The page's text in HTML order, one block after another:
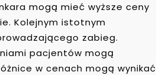
mogą mieć wyższe ceny
Kolejnym istotnym
zabieg.
pacjentów mogą
w cenach mogą wynikać